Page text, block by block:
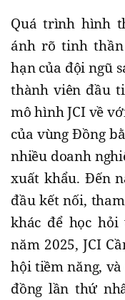
Quá trình hình
ánh rõ tinh
hạn của đội ngũ
thành viên đầu
mô hình JCI về
của vùng Đồng
nhiều doanh
xuất khẩu. Đến
đầu kết nối,
khác để học
năm 2025, JCI
hội tiềm năng,
đồng lần thứ